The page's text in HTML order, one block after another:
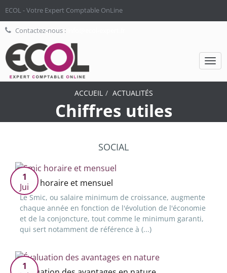
ECOL - Votre Expert Comptable OnLine
Contactez-nous :
ACCUEIL ACTUALITÉS
Chiffres utiles
SOCIAL
Smic horaire et mensuel
1
Jui
Le Smic, ou salaire minimum de croissance, augmente
chaque année en fonction de l'évolution de l'économie
et de la conjoncture, tout comme le minimum garanti,
qui sert notamment de référence à (...)
1